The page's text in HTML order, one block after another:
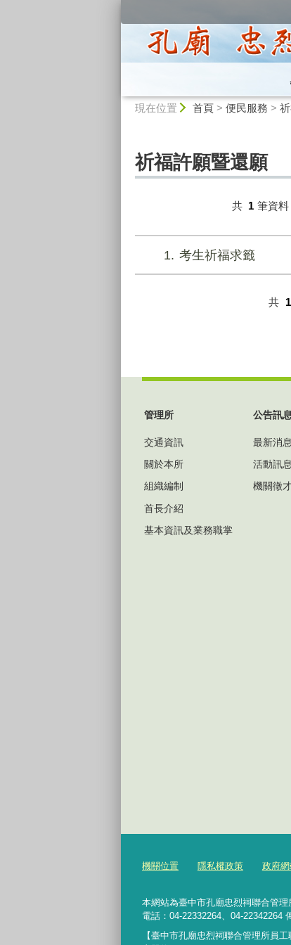
現在位置 首頁> 便民服務 >
祈福許願暨還願
共 1 筆資
1 考生祈福求籤
共 1
管理所
交通資訊
關於本所
組織編制
首長介紹
基本資訊及業務職掌
公告訊
最新消息
活動訊息
機關徵
機關位置 隱私權政策 政府
本網站為臺中市孔廟忠烈祠聯合管
電話：04-22332264、04-22342264
【臺中市孔廟忠烈祠聯合管理所員工